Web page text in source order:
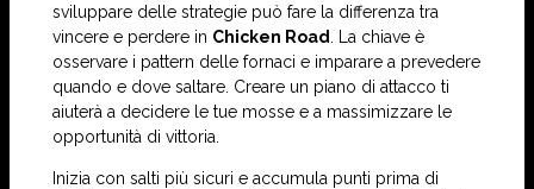
sviluppare delle strategie può fare la differenza tra
vincere e perdere in Chicken Road
. La chiave è
osservare i pattern delle fornaci e imparare a prevedere
quando e dove saltare. Creare un piano di attacco ti
aiuterà a decidere le tue mosse e a massimizzare le
opportunità di vittoria.
Inizia con salti più sicuri e accumula punti prima di